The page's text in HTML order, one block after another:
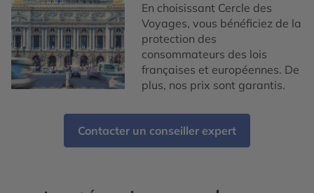
En choisissant Cercle des
Voyages, vous bénéficiez de la
protection des
consommateurs des lois
françaises et européennes. De
plus, nos prix sont garantis.
Contacter un conseiller expert